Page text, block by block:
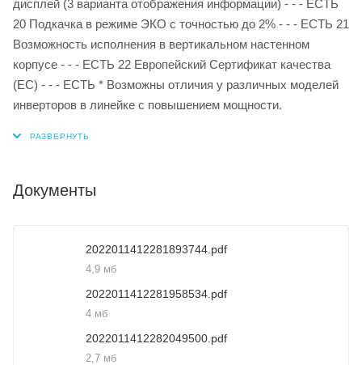
дисплей (3 варианта отображения информации) - - - ЕСТЬ
20 Подкачка в режиме ЭКО с точностью до 2% - - - ЕСТЬ 21
Возможность исполнения в вертикальном настенном
корпусе - - - ЕСТЬ 22 Европейский Сертификат качества
(ЕС) - - - ЕСТЬ * Возможны отличия у различных моделей
инверторов в линейке с повышением мощности.
Документы
2022011412281893744.pdf
4,9 мб
2022011412281958534.pdf
4 мб
2022011412282049500.pdf
2,7 мб